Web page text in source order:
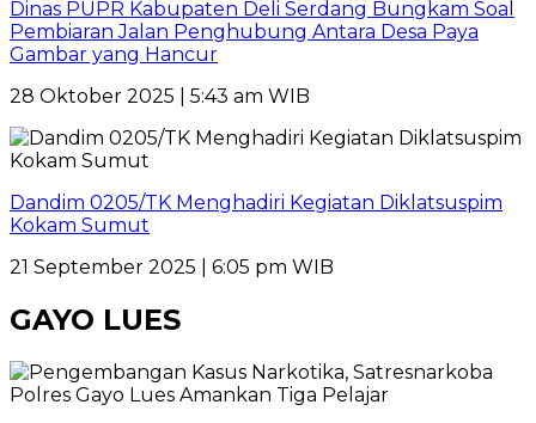
Dinas PUPR Kabupaten Deli Serdang Bungkam Soal
Pembiaran Jalan Penghubung Antara Desa Paya
Gambar yang Hancur
28 Oktober 2025 | 5:43 am WIB
Dandim 0205/TK Menghadiri Kegiatan Diklatsuspim
Kokam Sumut
21 September 2025 | 6:05 pm WIB
GAYO LUES